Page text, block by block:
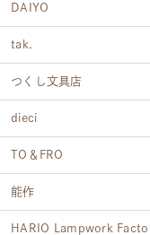
DAIYO
tak.
つくし文具店
dieci
TO＆FRO
能作
HARIO Lampwork